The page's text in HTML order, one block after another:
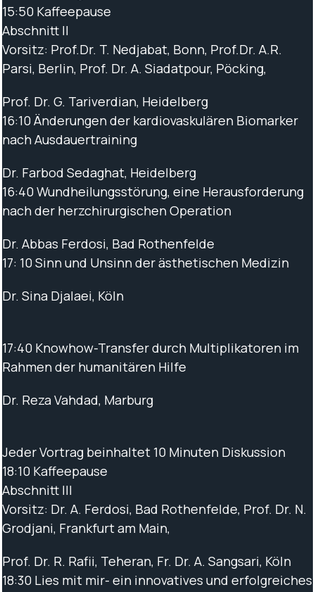
15:50 Kaffeepause
Abschnitt II
Vorsitz: Prof.Dr. T. Nedjabat, Bonn, Prof.Dr. A.R.
Parsi, Berlin, Prof. Dr. A. Siadatpour, Pöcking,
Prof. Dr. G. Tariverdian, Heidelberg
16:10 Änderungen der kardiovaskulären Biomarker
nach Ausdauertraining
Dr. Farbod Sedaghat, Heidelberg
16:40 Wundheilungsstörung, eine Herausforderung
nach der herzchirurgischen Operation
Dr. Abbas Ferdosi, Bad Rothenfelde
17: 10 Sinn und Unsinn der ästhetischen Medizin
Dr. Sina Djalaei, Köln
17:40 Knowhow-Transfer durch Multiplikatoren im
Rahmen der humanitären Hilfe
Dr. Reza Vahdad, Marburg
Jeder Vortrag beinhaltet 10 Minuten Diskussion
18:10 Kaffeepause
Abschnitt III
Vorsitz: Dr. A. Ferdosi, Bad Rothenfelde, Prof. Dr. N.
Grodjani, Frankfurt am Main,
Prof. Dr. R. Rafii, Teheran, Fr. Dr. A. Sangsari, Köln
18:30 Lies mit mir- ein innovatives und erfolgreiches